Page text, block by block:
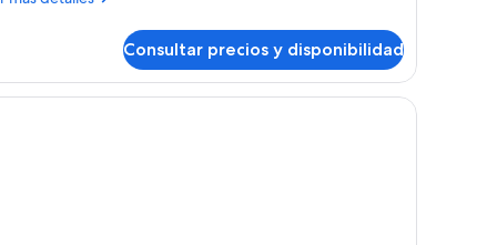
Consultar precios y disponibilidad